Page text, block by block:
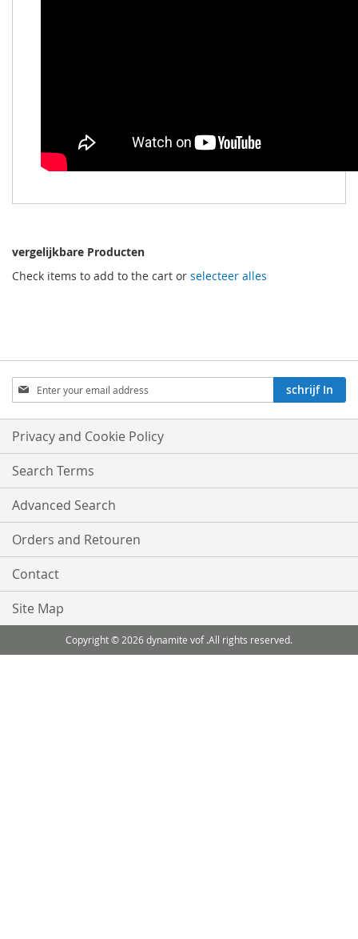
vergelijkbare Producten
Check items to add to the cart or selecteer alles
Aboneren
op
onze
nieuwsbrief:
schrijf In
Privacy and Cookie Policy
Search Terms
Advanced Search
Orders and Retouren
Contact
Site Map
Copyright © 2026 dynamite vof .All rights reserved.